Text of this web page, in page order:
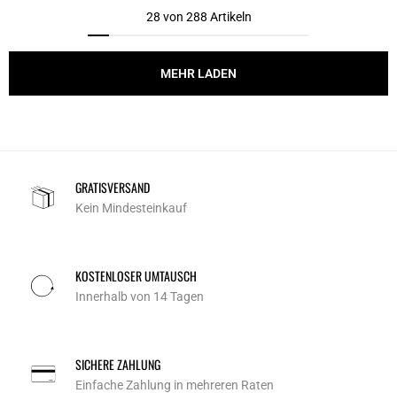
28 von 288 Artikeln
MEHR LADEN
GRATISVERSAND
Kein Mindesteinkauf
KOSTENLOSER UMTAUSCH
Innerhalb von 14 Tagen
SICHERE ZAHLUNG
Einfache Zahlung in mehreren Raten